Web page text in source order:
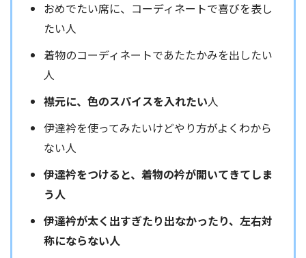
おめでたい席に、コーディネートで喜びを表し
たい人
着物のコーディネートであたたかみを出したい
人
襟元に、色のスパイスを入れたい人
伊達衿を使ってみたいけどやり方がよくわから
ない人
伊達衿をつけると、着物の衿が開いてきてしま
う人
伊達衿が太く出すぎたり出なかったり、左右対
称にならない人